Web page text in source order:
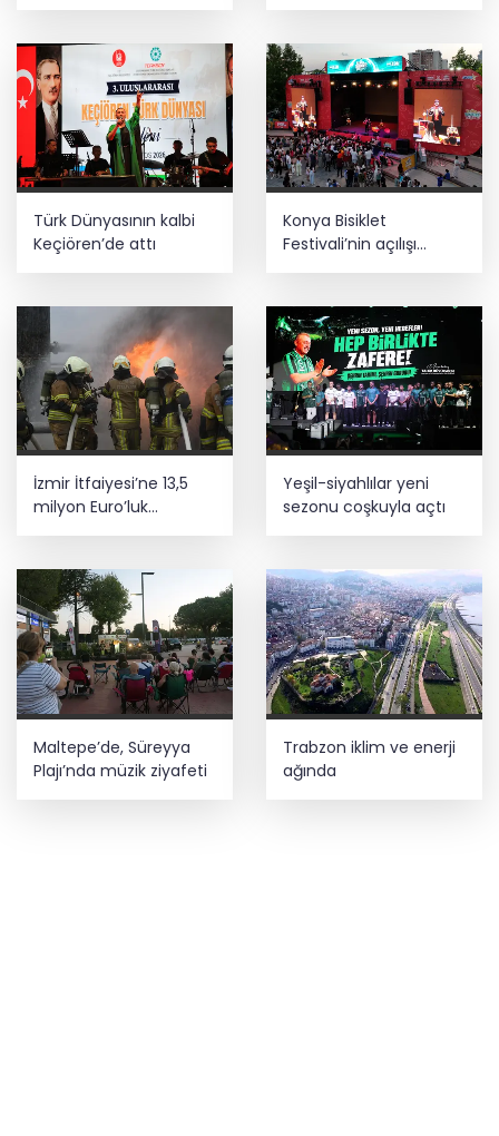
Türk Dünyasının kalbi
Keçiören’de attı
Konya Bisiklet
Festivali’nin açılışı
coşkuyla gerçekleşti
İzmir İtfaiyesi’ne 13,5
milyon Euro’luk
teknoloji yatırımı
Yeşil-siyahlılar yeni
sezonu coşkuyla açtı
Maltepe’de, Süreyya
Plajı’nda müzik ziyafeti
Trabzon iklim ve enerji
ağında